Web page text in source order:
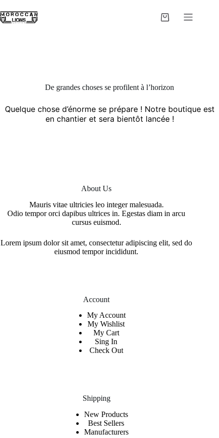
au
contenu
Panier
De grandes choses se profilent à l’horizon
Quelque chose d’énorme se prépare ! Notre boutique est
en chantier et sera bientôt lancée !
About Us
Mauris vitae ultricies leo integer malesuada.
Odio tempor orci dapibus ultrices in. Egestas diam in arcu
cursus euismod.
Lorem ipsum dolor sit amet, consectetur adipiscing elit, sed do
eiusmod tempor incididunt.
Account
My Account
My Wishlist
My Cart
Sing In
Check Out
Shipping
New Products
Best Sellers
Manufacturers